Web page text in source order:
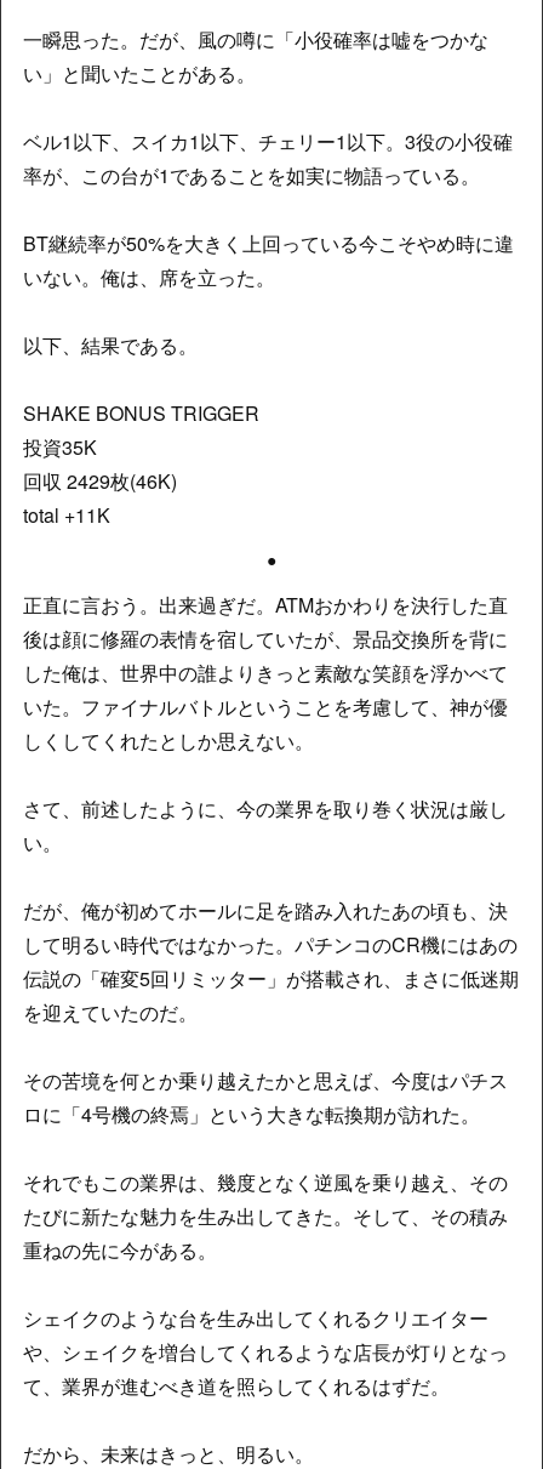
一瞬思った。だが、風の噂に「小役確率は嘘をつかな
い」と聞いたことがある。
ベル1以下、スイカ1以下、チェリー1以下。3役の小役確
率が、この台が1であることを如実に物語っている。
BT継続率が50%を大きく上回っている今こそやめ時に違
いない。俺は、席を立った。
以下、結果である。
SHAKE BONUS TRIGGER
投資35K
回収 2429枚(46K)
total +11K
●
正直に言おう。出来過ぎだ。ATMおかわりを決行した直
後は顔に修羅の表情を宿していたが、景品交換所を背に
した俺は、世界中の誰よりきっと素敵な笑顔を浮かべて
いた。ファイナルバトルということを考慮して、神が優
しくしてくれたとしか思えない。
さて、前述したように、今の業界を取り巻く状況は厳し
い。
だが、俺が初めてホールに足を踏み入れたあの頃も、決
して明るい時代ではなかった。パチンコのCR機にはあの
伝説の「確変5回リミッター」が搭載され、まさに低迷期
を迎えていたのだ。
その苦境を何とか乗り越えたかと思えば、今度はパチス
ロに「4号機の終焉」という大きな転換期が訪れた。
それでもこの業界は、幾度となく逆風を乗り越え、その
たびに新たな魅力を生み出してきた。そして、その積み
重ねの先に今がある。
シェイクのような台を生み出してくれるクリエイター
や、シェイクを増台してくれるような店長が灯りとなっ
て、業界が進むべき道を照らしてくれるはずだ。
だから、未来はきっと、明るい。